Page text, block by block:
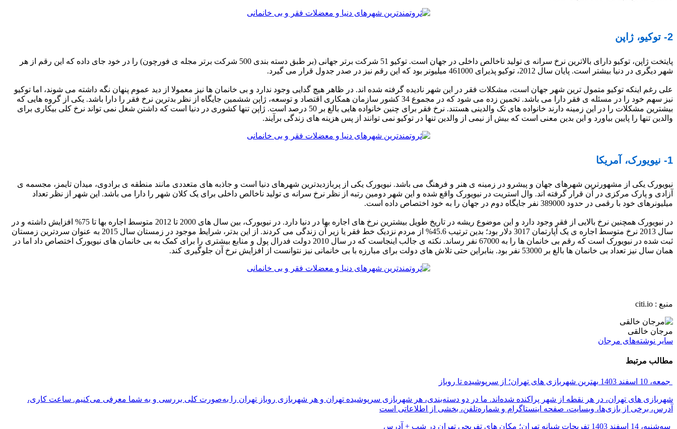
2- توکیو، ژاپن
پایتخت ژاپن، توکیو دارای بالاترین نرخ سرانه ی تولید ناخالص داخلی در جهان است. توکیو 51 شرکت برتر جهانی (بر طبق دسته بندی 500 شرکت برتر مجله ی فورچون) را در خود جای داده که این رقم از هر
شهر دیگری در دنیا بیشتر است. پایان سال 2012، توکیو پذیرای 461000 میلیونر بود که این رقم نیز در صدر جدول قرار می گیرد.
علی رغم اینکه توکیو متمول ترین شهر جهان است، مشکلات فقر در این شهر نادیده گرفته شده اند. در ظاهر هیچ گدایی وجود ندارد و بی خانمان ها نیز معمولا از دید عموم پنهان نگه داشته می شوند، اما توکیو
نیز سهم خود را در مسئله ی فقر دارا می باشد. تخمین زده می شود که در مجموع 34 کشور سازمان همکاری اقتصاد و توسعه، ژاپن ششمین جایگاه از نظر بدترین نرخ فقر را دارا باشد. یکی از گروه هایی که
بیشترین مشکلات را در این زمینه دارند خانواده های تک والدینی هستند. نرخ فقر برای چنین خانواده هایی بالغ بر 50 درصد است. ژاپن تنها کشوری در دنیا است که داشتن شغل نمی تواند نرخ کلی بیکاری برای
والدین تنها را پایین بیاورد و این بدین معنی است که بیش از نیمی از والدین تنها در توکیو نمی توانند از پس هزینه های زندگی برآیند.
1- نیویورک، آمریکا
نیویورک یکی از مشهورترین شهرهای جهان و پیشرو در زمینه ی هنر و فرهنگ می باشد. نیویورک یکی از پربازدیدترین شهرهای دنیا است و جاذبه های متعددی مانند منطقه ی برادوی، میدان تایمز، مجسمه ی
آزادی و پارک مرکزی در آن قرار گرفته اند. وال استریت در نیویورک واقع شده و این شهر دومین رتبه از نظر نرخ سرانه ی تولید ناخالص داخلی برای یک کلان شهر را دارا می باشد. این شهر از نظر تعداد
میلیونرهای خود با رقمی در حدود 389000 نفر جایگاه دوم در جهان را به خود اختصاص داده است.
در نیویورک همچنین نرخ بالایی از فقر وجود دارد و این موضوع ریشه در تاریخ طویل بیشترین نرخ های اجاره بها در دنیا دارد. در نیویورک، بین سال های 2000 تا 2012 متوسط اجاره بها تا 75% افزایش داشته و در
سال 2013 نرخ متوسط اجاره ی یک آپارتمان 3017 دلار بود؛ بدین ترتیب 45.6% از مردم نزدیک خط فقر یا زیر آن زندگی می کردند. از این بدتر، شرایط موجود در زمستان سال 2015 به عنوان سردترین زمستان
ثبت شده در نیویورک است که رقم بی خانمان ها را به 67000 نفر رساند. نکته ی جالب اینجاست که در سال 2010 دولت فدرال پول و منابع بیشتری را برای کمک به بی خانمان های نیویورک اختصاص داد اما در
همان سال نیز تعداد بی خانمان ها بالغ بر 53000 نفر بود. بنابراین حتی تلاش های دولت برای مبارزه با بی خانمانی نیز نتوانست از افزایش نرخ آن جلوگیری کند.
منبع : citi.io
مرجان خالقی
سایر نوشته‌های مرجان
مطالب مرتبط
جمعه، 10 اسفند 1403 بهترین شهربازی های تهران؛ از سرپوشیده تا روباز
شهربازی های تهران، در هر نقطه از شهر پراکنده شده‌اند. ما در دو دسته‌بندی، هر شهربازی سرپوشیده تهران و هر شهربازی روباز تهران را به‌صورت کلی بررسی و به شما معرفی می‌کنیم. ساعت کاری،
آدرس، برخی از بازی‌ها، وبسایت، صفحه اینستاگرام و شماره‌تلفن، بخشی از اطلاعاتی است
سه‌شنبه، 14 اسفند 1403 تفریحات شبانه تهران؛ مکان های تفریحی تهران در شب + آدرس